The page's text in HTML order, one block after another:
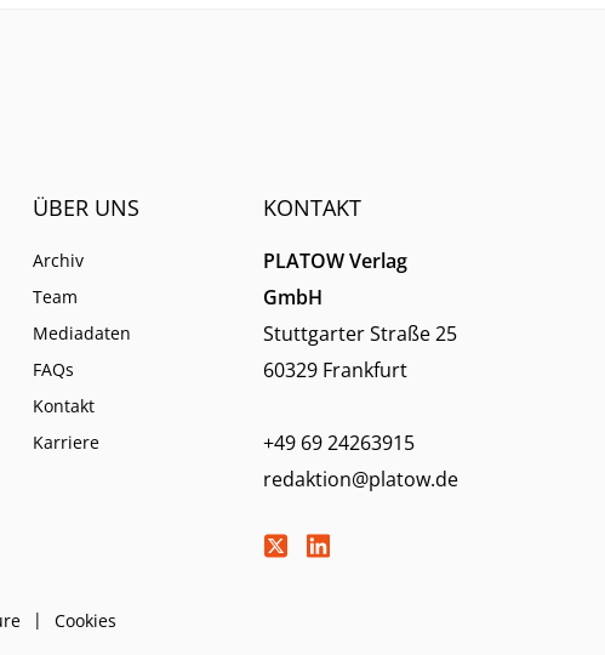
ÜBER UNS
Archiv
Team
Mediadaten
FAQs
Kontakt
Karriere
KONTAKT
PLATOW Verlag
GmbH
Stuttgarter Straße 25
60329 Frankfurt
+49 69 24263915
redaktion@platow.de
Cookies